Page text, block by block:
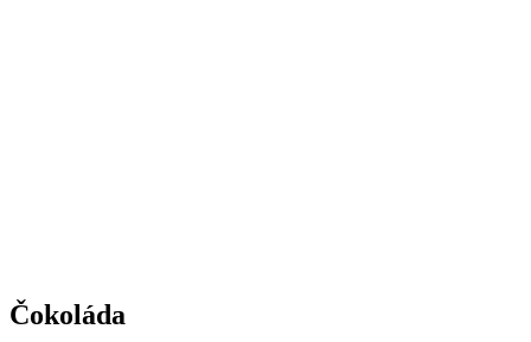
Čokoláda